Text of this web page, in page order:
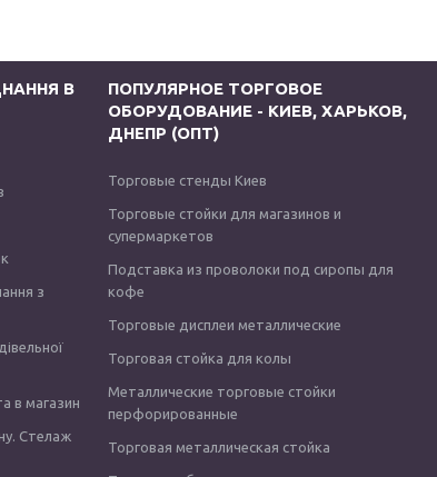
В
з
в магазин
Стелаж
ПОПУЛЯРНОЕ ТОРГОВОЕ
ОБОРУДОВАНИЕ - КИЕВ, ХАРЬКОВ,
ДНЕПР (ОПТ)
Торговые стенды Киев
Торговые стойки для магазинов и
супермаркетов
Подставка из проволоки под сиропы для
кофе
Торговые дисплеи металлические
Торговая стойка для колы
Металлические торговые стойки
перфорированные
Торговая металлическая стойка